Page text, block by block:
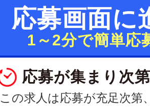
応募画面に
1～2分で簡単応
応募が集まり次
この求人は応募が充足次第